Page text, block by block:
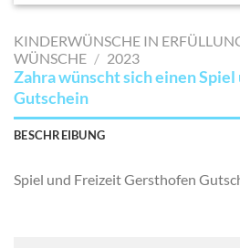
KINDERWÜNSCHE IN
WÜNSCHE / 2023
Zahra wünscht sich einen
Gutschein
BESCHREIBUNG
Spiel und Freizeit Gersthofen